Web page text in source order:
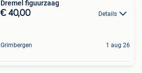
Dremel figuurzaag
€ 40,00 Details
Grimbergen 1 aug 26